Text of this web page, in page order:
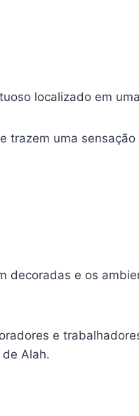
localizado em
trazem uma
decoradas e os
e
Alah.